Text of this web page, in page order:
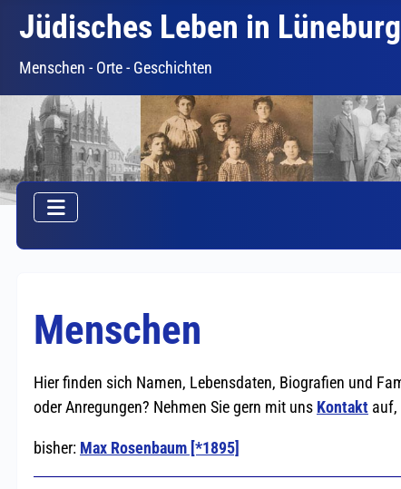
Jüdisches Leben in Lüneburg
Menschen - Orte - Geschichten